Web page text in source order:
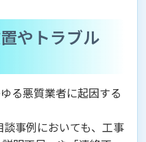
やトラブル
る悪質業者に起因する
事例においても、工事